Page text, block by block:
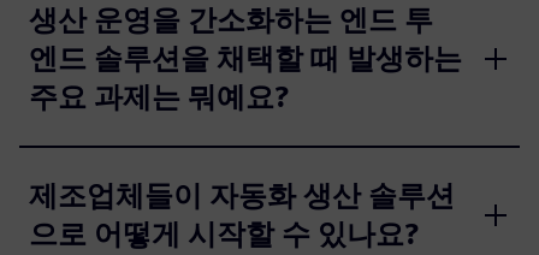
생산 운영을 간소화하는 엔드 투
엔드 솔루션을 채택할 때 발생하는
주요 과제는 뭐예요?
제조업체들이 자동화 생산 솔루션
으로 어떻게 시작할 수 있나요?